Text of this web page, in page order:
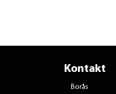
Kontakt
Borås